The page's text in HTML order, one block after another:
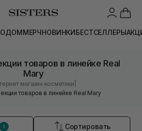
ДОММЕРЧНОВИНКИБЕСТСЕЛЛЕРЫ
товаров в линейке Real
Mary
магазин косметики
товаров в линейке Real Mary
1 Сортировать